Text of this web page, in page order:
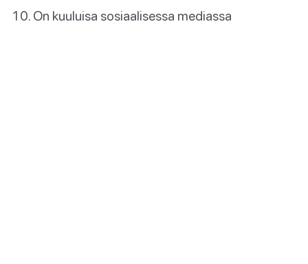
On kuuluisa sosiaalisessa mediassa